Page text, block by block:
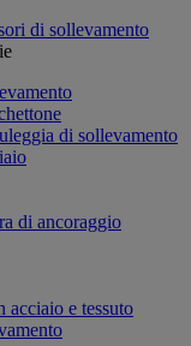
di sollevamento
di sollevamento
di ancoraggio
acciaio e tessuto